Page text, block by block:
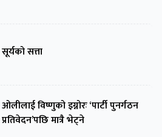
सूर्यको सत्ता
ओलीलाई विष्णुको इग्नोरः ‘पार्टी पुनर्गठन
प्रतिवेदन’पछि मात्रै भेट्ने